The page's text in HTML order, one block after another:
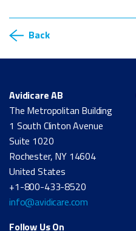
Back
Avidicare AB
The Metropolitan Building
1 South Clinton Avenue
Suite 1020
Rochester, NY 14604
United States
+1-800-433-8520
info@avidicare.com
Follow Us On